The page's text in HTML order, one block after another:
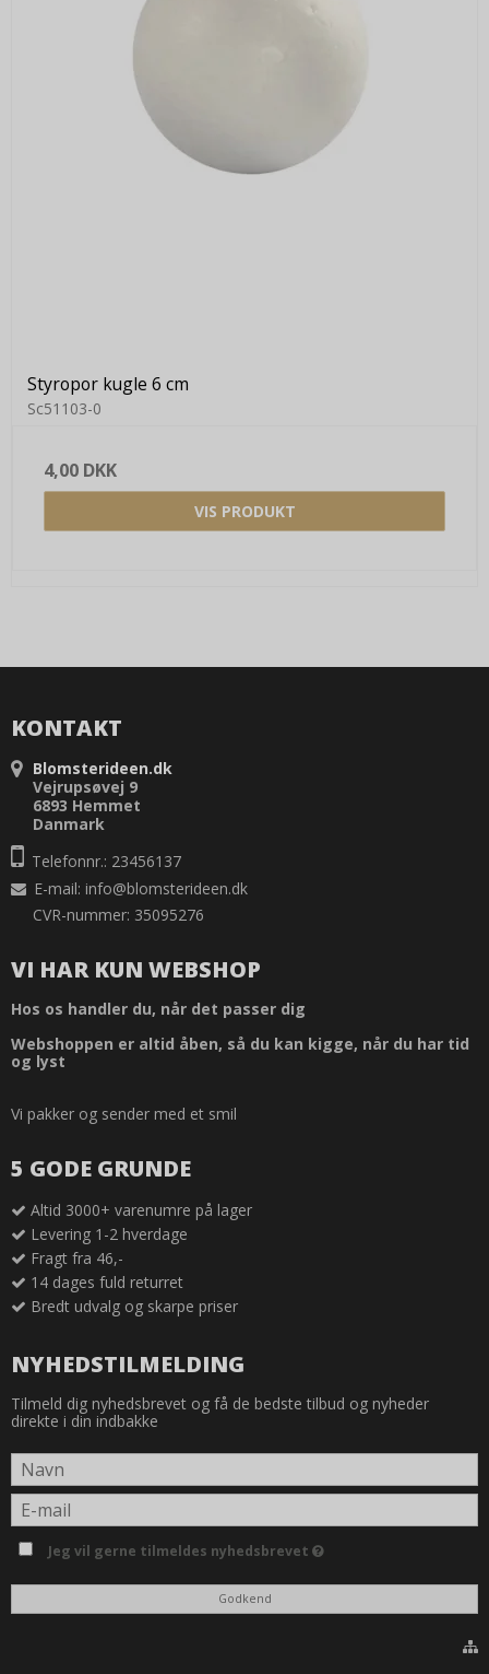
Styropor kugle 6 cm
Sc51103-0
4,00 DKK
VIS PRODUKT
KONTAKT
Blomsterideen.dk
Vejrupsøvej 9
6893 Hemmet
Danmark
Telefonnr.: 23456137
E-mail: info@blomsterideen.dk
CVR-nummer: 35095276
VI HAR KUN WEBSHOP
Hos os handler du, når det passer dig
Webshoppen er altid åben, så du kan kigge, når du har tid
og lyst
Vi pakker og sender med et smil
5 GODE GRUNDE
Altid 3000+ varenumre på lager
Levering 1-2 hverdage
Fragt fra 46,-
14 dages fuld returret
Bredt udvalg og skarpe priser
NYHEDSTILMELDING
Tilmeld dig nyhedsbrevet og få de bedste tilbud og nyheder
direkte i din indbakke
Jeg vil gerne tilmeldes nyhedsbrevet
Godkend